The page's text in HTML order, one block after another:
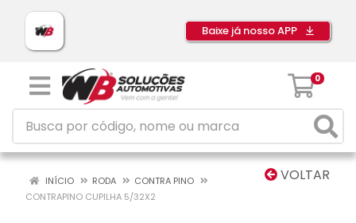
Baixe já nosso APP
0
VOLTAR
INÍCIO RODA
CONTRA PINO
CONTRAPINO CUPILHA 5/32X2